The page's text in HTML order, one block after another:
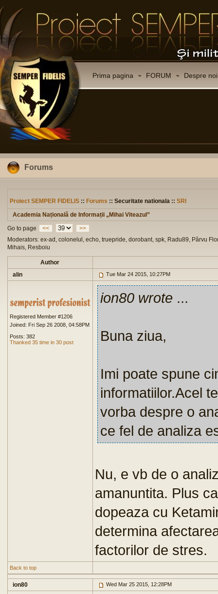
Prima pagina FORUM Despre noi
Forums
Proiect SEMPER FIDELIS :: Forums :: Securitate nationala :: SRI
Academia Națională de Informații „Mihai Viteazul”
Go to page
<<
>>
Moderators: ex-ad, colonelul, echo, truepride, dorobant, spk, Radu89, Pârvu
Mihais, Resboiu
Author
alin
Tue Mar 24 2015, 10:27PM
Registered Member #1206
Joined: Fri Sep 26 2008, 04:58PM
Posts: 382
Thanked 35 time in 30 post
ion80 wrote ...
Buna ziua,
Imi poate spune
informatiilor.Acel
vorba despre o
ce fel de analiza
Nu, e vb de o
amanuntita. Plus
dopeaza cu
determina
factorilor de stres.
Back to top
ion80 Wed Mar 25 2015, 12:28PM